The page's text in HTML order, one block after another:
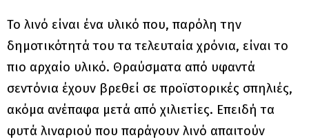
Το λινό είναι ένα υλικό που, παρόλη την
δημοτικότητά του τα τελευταία χρόνια, είναι το
πιο αρχαίο υλικό. Θραύσματα από υφαντά
σεντόνια έχουν βρεθεί σε προϊστορικές σπηλιές,
ακόμα ανέπαφα μετά από χιλιετίες. Επειδή τα
φυτά λιναριού που παράγουν λινό απαιτούν